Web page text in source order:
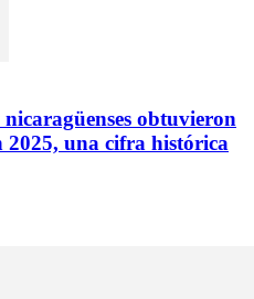
obtuvieron
2025, una cifra histórica